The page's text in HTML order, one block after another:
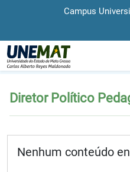
Campus
Página Inicial
Diretor Político
Nenhum conteúdo